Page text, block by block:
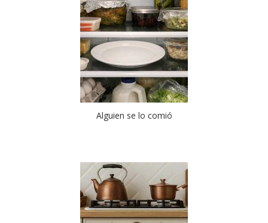
Alguien se lo comió